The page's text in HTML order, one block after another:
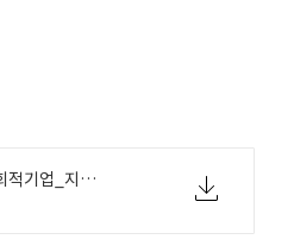
2019년_제3차_산림형_예비사회적기업_지정_모집_공고.hwp